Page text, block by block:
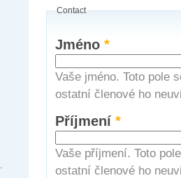
Contact
Jméno*
Vaše jméno. Toto pole
ostatní členové ho
Příjmení*
Vaše příjmení. Toto
ostatní členové ho